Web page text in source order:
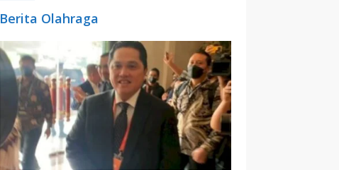
Berita Olahraga